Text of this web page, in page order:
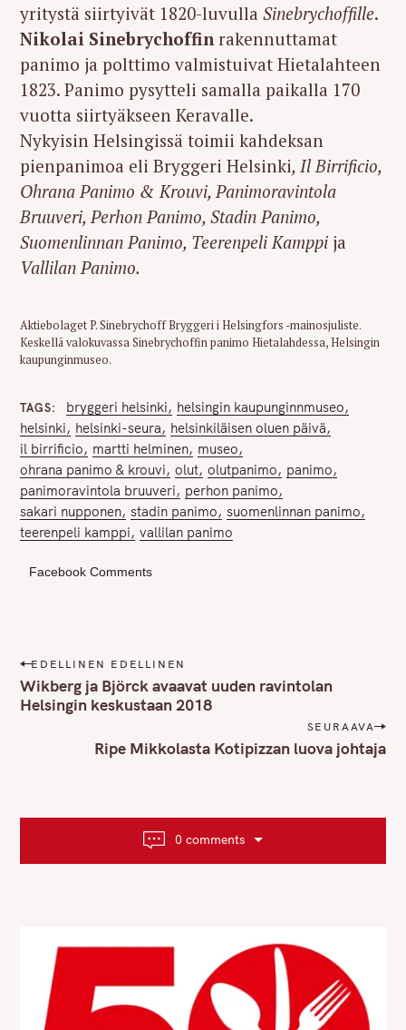
yritystä siirtyivät 1820-luvulla Sinebrychoffille.
Nikolai Sinebrychoffin rakennuttamat
panimo ja polttimo valmistuivat Hietalahteen
1823. Panimo pysytteli samalla paikalla 170
vuotta siirtyäkseen Keravalle.
Nykyisin Helsingissä toimii kahdeksan
pienpanimoa eli Bryggeri Helsinki, Il Birrificio,
Ohrana Panimo & Krouvi, Panimoravintola
Bruuveri, Perhon Panimo, Stadin Panimo,
Suomenlinnan Panimo, Teerenpeli Kamppi ja
Vallilan Panimo.
Aktiebolaget P. Sinebrychoff Bryggeri i Helsingfors -mainosjuliste.
Keskellä valokuvassa Sinebrychoffin panimo Hietalahdessa, Helsingin
kaupunginmuseo.
TAGS bryggeri helsinki
helsingin kaupunginnmuseo
helsinki
helsinki-seura
helsinkiläisen oluen päivä
il birrificio
martti helminen museo
ohrana panimo & krouvi olut olutpanimo
panimo
panimoravintola bruuveri
perhon panimo
sakari nupponen stadin panimo suomenlinnan panimo
teerenpeli kamppi vallilan panimo
Facebook Comments
P
o
s
i
EDELLINEN EDELLINEN
Wikberg ja Björck avaavat uuden ravintolan
Helsingin keskustaan 2018
SEURAAVA
Ripe Mikkolasta Kotipizzan luova johtaja
0 comments